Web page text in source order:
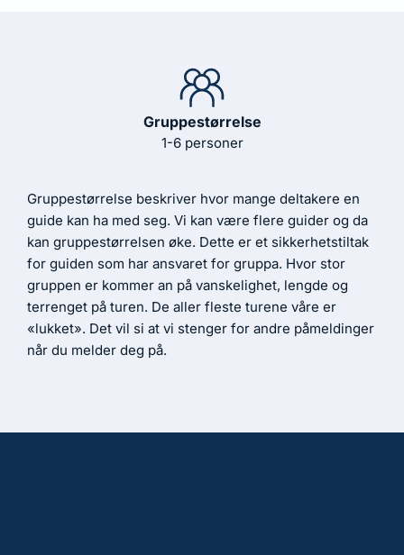
Gruppestørrelse
1-6 personer
Gruppestørrelse beskriver hvor mange deltakere en
guide kan ha med seg. Vi kan være flere guider og da
kan gruppestørrelsen øke. Dette er et sikkerhetstiltak
for guiden som har ansvaret for gruppa. Hvor stor
gruppen er kommer an på vanskelighet, lengde og
terrenget på turen. De aller fleste turene våre er
«lukket». Det vil si at vi stenger for andre påmeldinger
når du melder deg på.